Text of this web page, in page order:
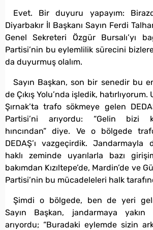
Evet. Bir duyuru yapayım:
Diyarbakır İl Başkanı Sayın Ferdi
Genel Sekreteri Özgür Bursalı’yı
Partisi’nin bu eylemlilik sürecini
da duyurmuş olalım.
Sayın Başkan, son bir senedir bu
de Çıkış Yolu’nda işledik, hatırlıyorum.
Şırnak’ta trafo sökmeye gelen
Partisi’ni arıyordu: “Gelin bizi
hıncından” diye. Ve o bölgede
DEDAŞ’ı vazgeçirdik. Jandarmayla
haklı zeminde uyarılarla bazı
bakımdan Kızıltepe’de, Mardin’de ve
Partisi’nin bu mücadeleleri halk
Şimdi o bölgede, ben de yeri
Sayın Başkan, jandarmaya
arıyordu; “Buradaki eylemde sizin